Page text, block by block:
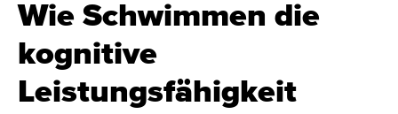
Wie Schwimmen die
kognitive
Leistungsfähigkeit